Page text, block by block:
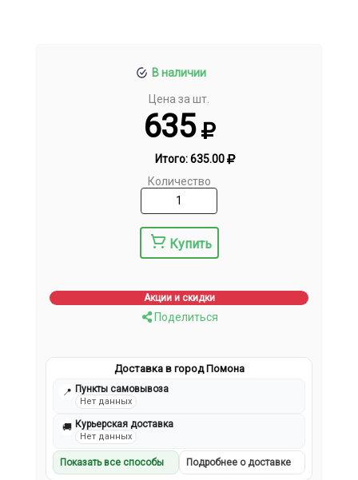
В наличии
Цена за шт.
635
Итого:635.00
Количество
Купить
Акции и скидки
Поделиться
Доставка в город Помона
📍 Пункты самовывоза
Нет данных
🚚 Курьерская доставка
Нет данных
Показать все способы Подробнее о доставке